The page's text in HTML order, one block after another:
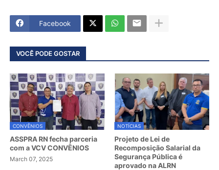
Facebook
VOCÊ PODE GOSTAR
CONVÊNIOS
ASSPRA RN fecha parceria
com a VCV CONVÊNIOS
March 07, 2025
NOTÍCIAS
Projeto de Lei de
Recomposição Salarial da
Segurança Pública é
aprovado na ALRN